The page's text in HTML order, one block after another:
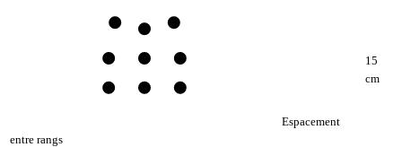
Espacement
entre rangs
15
cm